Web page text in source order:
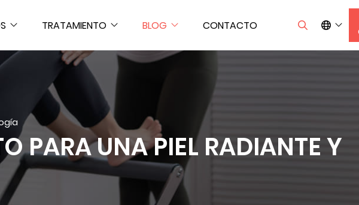
TRATAMIENTO BLOG CONTACTO
PARA UNA PIEL RADIANTE Y